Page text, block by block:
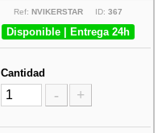
Ref: NVIKERSTARID: 367
Disponible | Entrega 24h
Cantidad
- +